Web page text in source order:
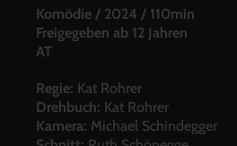
Komödie / 2024 / 110min
Freigegeben ab 12 Jahren
AT
Regie: Kat Rohrer
Drehbuch: Kat Rohrer
Kamera: Michael Schindegger